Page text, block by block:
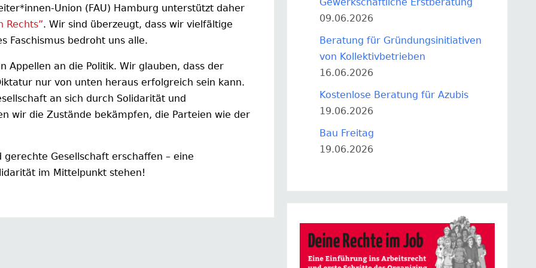
Union (FAU) Hamburg unterstützt daher
Rechts”. Wir sind überzeugt, dass wir vielfältige
Faschismus bedroht uns alle.
Appellen an die Politik. Wir glauben, dass der
nur von unten heraus erfolgreich sein kann.
an sich durch Solidarität und
wir die Zustände bekämpfen, die Parteien wie der
Gesellschaft erschaffen – eine
im Mittelpunkt stehen!
Gewerkschaftliche Erstberatung
09.06.2026
Beratung für Gründungsinitiativen
von Kollektivbetrieben
16.06.2026
Kostenlose Beratung für Azubis
19.06.2026
Bau Freitag
19.06.2026